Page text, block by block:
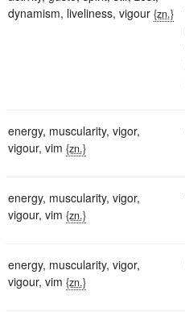
dynamism, liveliness, vigour {zn.}
energy, muscularity, vigor,
vigour, vim {zn.}
energy, muscularity, vigor,
vigour, vim {zn.}
energy, muscularity, vigor,
vigour, vim {zn.}